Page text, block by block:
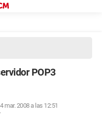
POP3
mar. 2008 a las 12:51